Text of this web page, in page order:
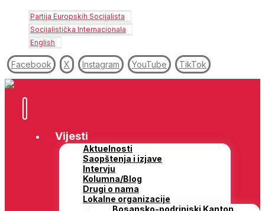
Partija Europskih Socijalista
Socijalistička Internacionala
English
Facebook X Instagram YouTube TikTok
Vijesti
Aktuelnosti
Saopštenja i izjave
Intervju
Kolumna/Blog
Drugi o nama
Lokalne organizacije
Bosansko-podrinjski Kanton